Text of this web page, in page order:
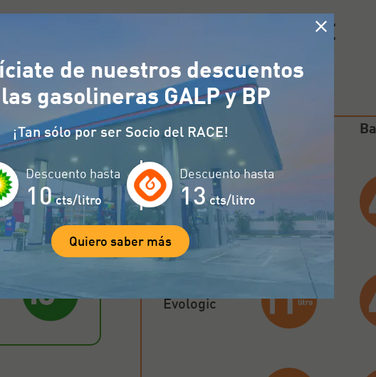
BP y Galp para Socios del RACE
en gasolineras Galp y BP.
Canarias
Cualquier
combustible
(Excepto
Evologic)
Evologic
Península
de nuestros descuentos
gasolineras GALP y BP
¡Tan sólo por ser Socio del RACE!
Descuento hasta
10cts/litro
Descuento hasta
13cts/litro
Quiero saber más